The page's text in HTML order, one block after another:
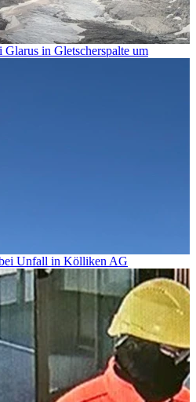
in Gletscherspalte um
Unfall in Kölliken AG